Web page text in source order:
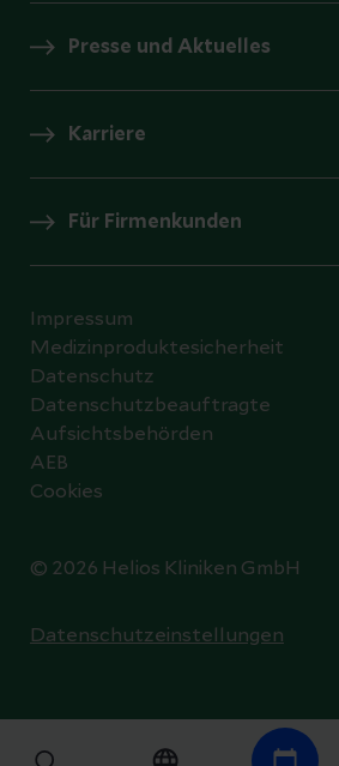
Presse und Aktuelles
Karriere
Für Firmenkunden
© 2026 Helios Kliniken GmbH
Impressum
Medizinproduktesicherheit
Datenschutz
Datenschutzbeauftragte
Aufsichtsbehörden
AEB
Cookies
Datenschutzeinstellungen